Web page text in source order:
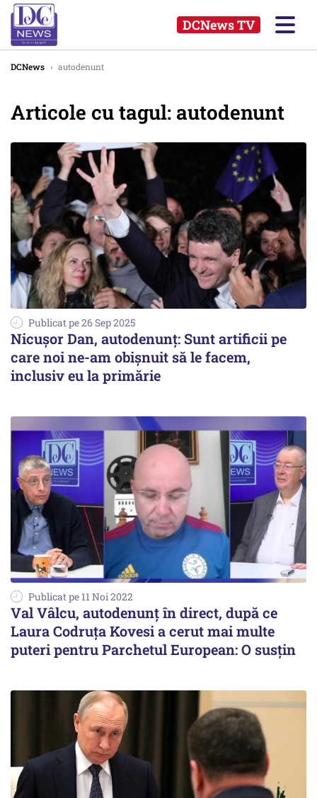
DCNews TV
DCNews › autodenunt
Articole cu tagul: autodenunt
Publicat pe 26 Sep 2025
Nicușor Dan, autodenunț: Sunt artificii pe
care noi ne-am obișnuit să le facem,
inclusiv eu la primărie
Publicat pe 11 Noi 2022
Val Vâlcu, autodenunț în direct, după ce
Laura Codruța Kovesi a cerut mai multe
puteri pentru Parchetul European: O susțin